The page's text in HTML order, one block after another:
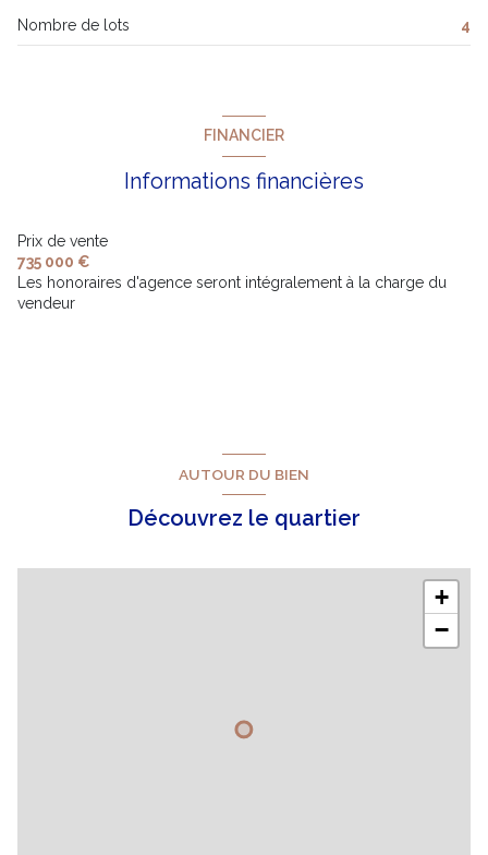
Nombre de lots 4
FINANCIER
Informations financières
Prix de vente
735 000 €
Les honoraires d'agence seront intégralement à la charge du
vendeur
AUTOUR DU BIEN
Découvrez le quartier
+
−